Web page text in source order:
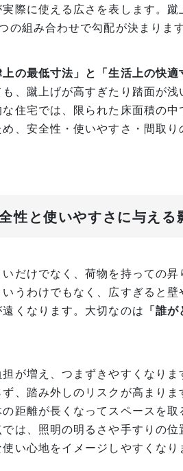
際に使える広さを表します。
組み合わせで勾配が決まります
上の最低寸法」と「生活上の快
、蹴上げが高すぎたり踏面が
住宅では、限られた床面積の
、安全性・使いやすさ・間取
性と使いやすさに与える
だけでなく、荷物を持っての
うわけでもなく、広すぎると壁
くなります。大切なのは 「誰
が増え、つまずきやすくなりま
、踏み外しのリスクが高まりま
距離が長くなってスペースを
は、照明の明るさや手すりの
い心地をイメージしやすくなり